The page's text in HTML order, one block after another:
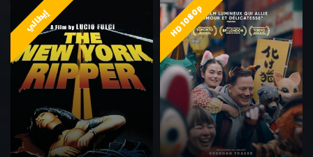
HD 1080p إيطالي